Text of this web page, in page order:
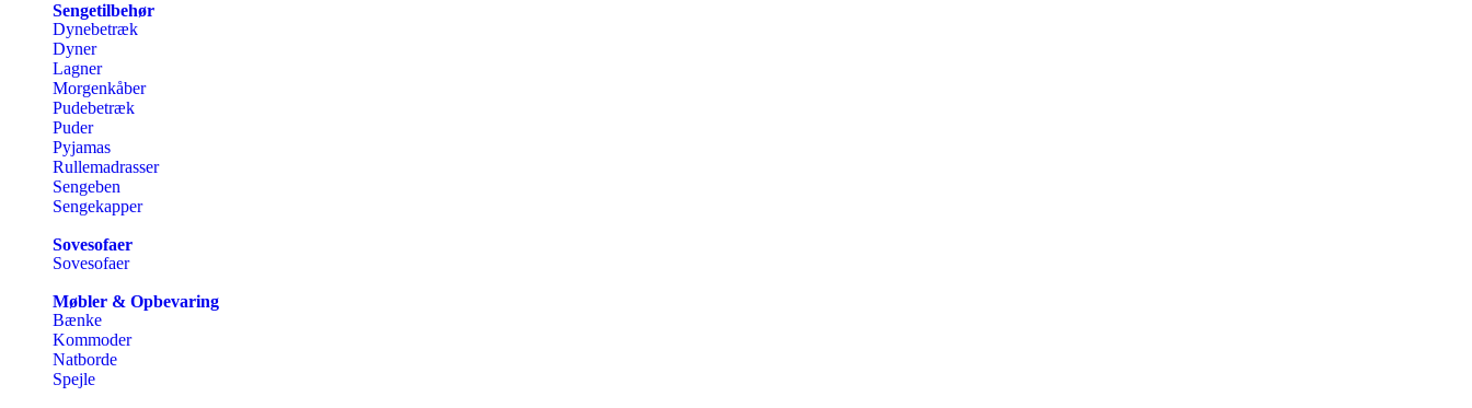
Sengetilbehør
Dynebetræk
Dyner
Lagner
Morgenkåber
Pudebetræk
Puder
Pyjamas
Rullemadrasser
Sengeben
Sengekapper
Sovesofaer
Sovesofaer
Møbler & Opbevaring
Bænke
Kommoder
Natborde
Spejle